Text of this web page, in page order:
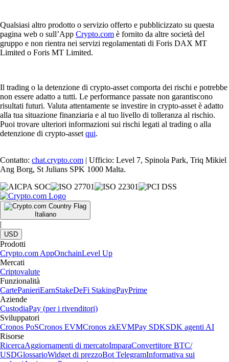
Qualsiasi altro prodotto o servizio offerto e pubblicizzato su questa
pagina web o sull’App Crypto.com è fornito da altre società del
gruppo e non rientra nei servizi regolamentati di Foris DAX MT
Limited o Foris MT Limited.
Il trading o la detenzione di crypto-asset comporta dei rischi e potrebbe
non essere adatto a tutti. Le performance passate non garantiscono
risultati futuri. Valuta attentamente se investire in crypto-asset è adatto
alla tua situazione finanziaria e al tuo livello di tolleranza al rischio.
Puoi trovare ulteriori informazioni sui rischi legati al trading o alla
detenzione di crypto-asset qui.
Contatto: chat.crypto.com | Ufficio: Level 7, Spinola Park, Triq Mikiel
Ang Borg, St Julians SPK 1000 Malta.
Italiano
|
USD
Prodotti
Crypto.com AppOnchainLevel Up
Mercati
Criptovalute
Funzionalità
CartePanieriEarnStakeDeFi StakingPayPrime
Aziende
CustodiaPay (per i rivenditori)
Sviluppatori
Cronos PoSCronos EVMCronos zkEVMPay SDKSDK agenti AI
Risorse
RicercaAggiornamenti di mercatoImparaConvertitore BTC/
USDGlossarioWidget di prezzoBot TelegramInformativa sui